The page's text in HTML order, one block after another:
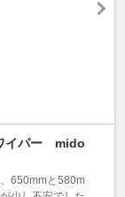
イパー mido
650mmと580m